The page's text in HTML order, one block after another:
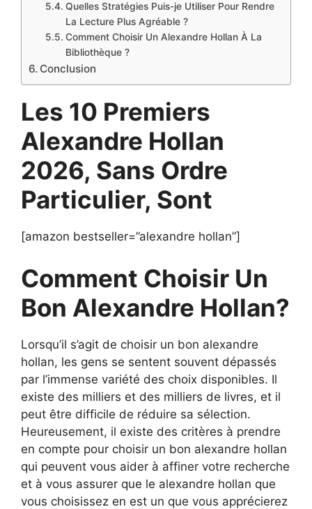
Quelles Stratégies Puis-je Utiliser Pour Rendre
La Lecture Plus Agréable ?
Comment Choisir Un Alexandre Hollan À La
Bibliothèque ?
Conclusion
Les 10 Premiers
Alexandre Hollan
2026, Sans Ordre
Particulier, Sont
[amazon bestseller=”alexandre hollan”]
Comment Choisir Un
Bon Alexandre Hollan?
Lorsqu’il s’agit de choisir un bon alexandre
hollan, les gens se sentent souvent dépassés
par l’immense variété des choix disponibles. Il
existe des milliers et des milliers de livres, et il
peut être difficile de réduire sa sélection.
Heureusement, il existe des critères à prendre
en compte pour choisir un bon alexandre hollan
qui peuvent vous aider à affiner votre recherche
et à vous assurer que le alexandre hollan que
vous choisissez en est un que vous apprécierez